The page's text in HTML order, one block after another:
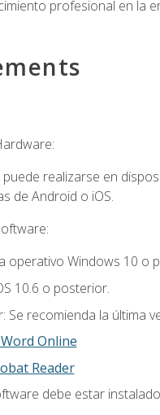
profesional en la
puede realizarse en
de Android o iOS.
operativo Windows 10 o
10.6 o posterior.
Se recomienda la última
Online
Reader
debe estar